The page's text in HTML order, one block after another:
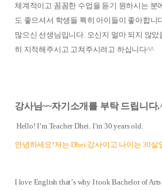
체계적이고 꼼꼼한 수업을 듣기 원하시는 분
도 좋으셔서 학생들 특히 아이들이 좋아합니
많으신 선생님입니다. 오신지 얼마 되지 않
히 지적해주시고 고쳐주시려고 하십니다^^
강사님~~자기소개를 부탁 드립니다
Hello! I’m Teacher Dhei. I’m 30 years old.
안녕하세요 !저는 Dhei 강사이고 나이는 30살
I love English that’s why I took Bachelor of